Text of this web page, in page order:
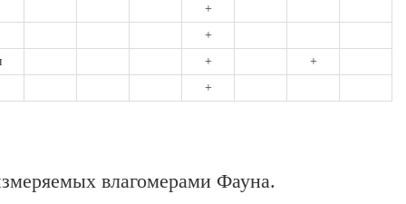
+
+
+
+
+
влагомерами Фауна.